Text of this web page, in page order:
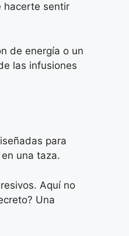
hacerte sentir
de energía o un
las infusiones
para
una taza.
Aquí no
Una